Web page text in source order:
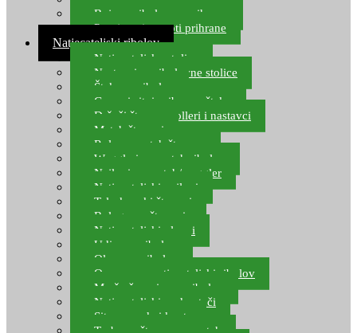
Boje za ribolovnu prihranu
Provjereni recepti prihrane
Natjecateljski ribolov
Natjecateljske stolice
Nastavci za ribolovne stolice
Šteke za ribolov
Gume i sitni pribor za šteku
Držači štapova rolleri i nastavci
Match štapovi
Role za match štapove
Waggleri za match ribolov
Najloni za match/waggler
Natjecateljski najloni
Teleskopski štapovi
Bolognese štapovi
Natjecateljski plovci
Udice za ribolov
Olovo za ribolov
Oprema za natjecateljski ribolov
Mreže čuvarice za ribolov
Natjecateljski podmetači
Sito, posude i kante